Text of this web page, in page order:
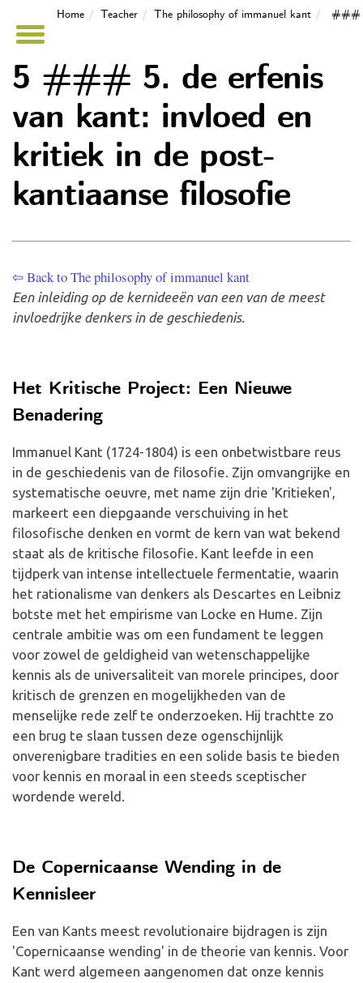
Home Teacher The philosophy of immanuel kant ###
5 ### 5. de erfenis
van kant: invloed en
kritiek in de post-
kantiaanse filosofie
⇦ Back to The philosophy of immanuel kant
Een inleiding op de kernideeën van een van de meest
invloedrijke denkers in de geschiedenis.
Het Kritische Project: Een Nieuwe
Benadering
Immanuel Kant (1724-1804) is een onbetwistbare reus
in de geschiedenis van de filosofie. Zijn omvangrijke en
systematische oeuvre, met name zijn drie 'Kritieken',
markeert een diepgaande verschuiving in het
filosofische denken en vormt de kern van wat bekend
staat als de kritische filosofie. Kant leefde in een
tijdperk van intense intellectuele fermentatie, waarin
het rationalisme van denkers als Descartes en Leibniz
botste met het empirisme van Locke en Hume. Zijn
centrale ambitie was om een fundament te leggen
voor zowel de geldigheid van wetenschappelijke
kennis als de universaliteit van morele principes, door
kritisch de grenzen en mogelijkheden van de
menselijke rede zelf te onderzoeken. Hij trachtte zo
een brug te slaan tussen deze ogenschijnlijk
onverenigbare tradities en een solide basis te bieden
voor kennis en moraal in een steeds sceptischer
wordende wereld.
De Copernicaanse Wending in de
Kennisleer
Een van Kants meest revolutionaire bijdragen is zijn
'Copernicaanse wending' in de theorie van kennis. Voor
Kant werd algemeen aangenomen dat onze kennis